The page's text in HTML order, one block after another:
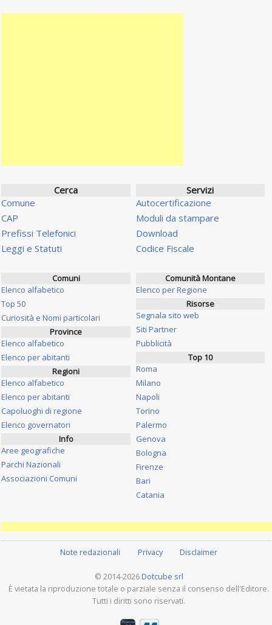
Cerca
Comune
CAP
Prefissi Telefonici
Leggi e Statuti
Servizi
Autocertificazione
Moduli da stampare
Download
Codice Fiscale
Comuni
Elenco alfabetico
Top 50
Curiosità e Nomi particolari
Province
Elenco alfabetico
Elenco per abitanti
Regioni
Elenco alfabetico
Elenco per abitanti
Capoluoghi di regione
Elenco governatori
Info
Aree geografiche
Parchi Nazionali
Associazioni Comuni
Comunità Montane
Elenco per Regione
Risorse
Segnala sito web
Siti Partner
Pubblicità
Top 10
Roma
Milano
Napoli
Torino
Palermo
Genova
Bologna
Firenze
Bari
Catania
Note redazionali Privacy Disclaimer
© 2014-2026 Dotcube srl
È vietata la riproduzione totale o parziale senza il consenso dell'Editore.
Tutti i diritti sono riservati.